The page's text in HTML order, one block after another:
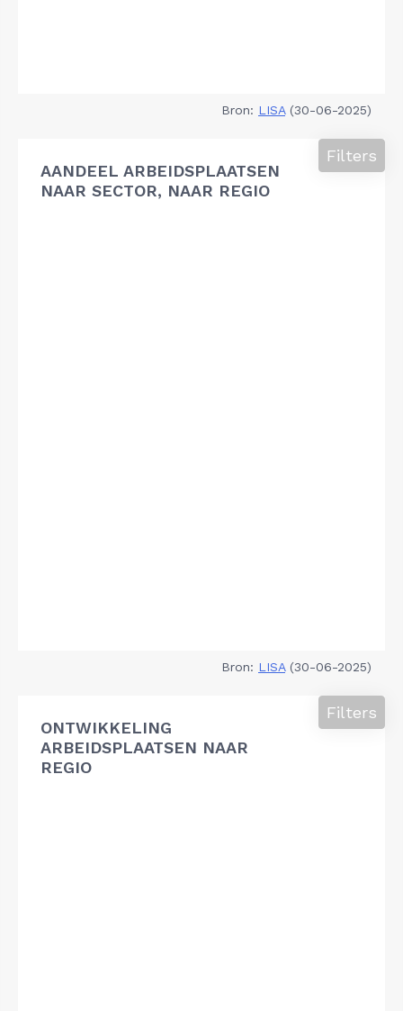
Bron: LISA(30-06-2025)
AANDEEL ARBEIDSPLAATSEN
NAAR SECTOR, NAAR REGIO
Filters
Bron: LISA(30-06-2025)
ONTWIKKELING
ARBEIDSPLAATSEN NAAR
REGIO
Filters